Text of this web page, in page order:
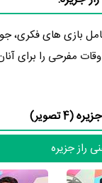
بازی های
مفرحی را برای
(4 تصویر)
راز جزیره